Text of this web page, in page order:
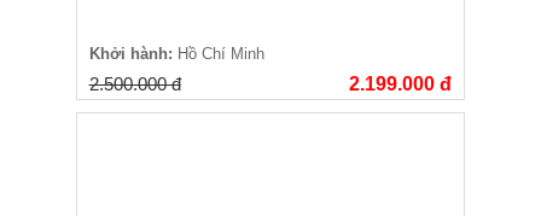
Khởi hành: Hồ Chí Minh
2.500.000 đ 2.199.000 đ